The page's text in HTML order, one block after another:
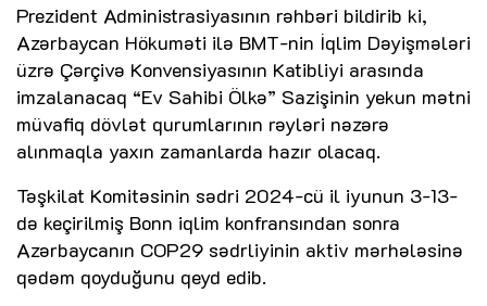
Prezident Administrasiyasının rəhbəri bildirib ki,
Azərbaycan Hökuməti ilə BMT-nin İqlim Dəyişmələri
üzrə Çərçivə Konvensiyasının Katibliyi arasında
imzalanacaq “Ev Sahibi Ölkə” Sazişinin yekun mətni
müvafiq dövlət qurumlarının rəyləri nəzərə
alınmaqla yaxın zamanlarda hazır olacaq.
Təşkilat Komitəsinin sədri 2024-cü il iyunun 3-13-
də keçirilmiş Bonn iqlim konfransından sonra
Azərbaycanın COP29 sədrliyinin aktiv mərhələsinə
qədəm qoyduğunu qeyd edib.